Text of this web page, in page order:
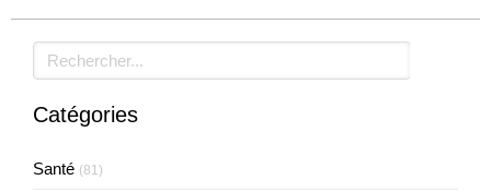
Rechercher
Catégories
Santé (81)